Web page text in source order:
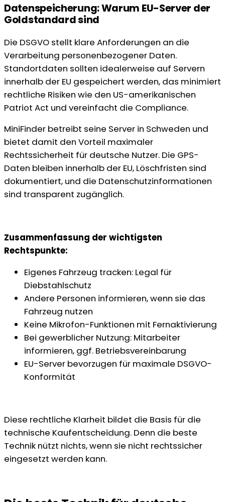
Datenspeicherung: Warum EU-Server der
Goldstandard sind
Die DSGVO stellt klare Anforderungen an die
Verarbeitung personenbezogener Daten.
Standortdaten sollten idealerweise auf Servern
innerhalb der EU gespeichert werden, das minimiert
rechtliche Risiken wie den US-amerikanischen
Patriot Act und vereinfacht die Compliance.
MiniFinder betreibt seine Server in Schweden und
bietet damit den Vorteil maximaler
Rechtssicherheit für deutsche Nutzer. Die GPS-
Daten bleiben innerhalb der EU, Löschfristen sind
dokumentiert, und die Datenschutzinformationen
sind transparent zugänglich.
Zusammenfassung der wichtigsten
Rechtspunkte:
Eigenes Fahrzeug tracken: Legal für
Diebstahlschutz
Andere Personen informieren, wenn sie das
Fahrzeug nutzen
Keine Mikrofon-Funktionen mit Fernaktivierung
Bei gewerblicher Nutzung: Mitarbeiter
informieren, ggf. Betriebsvereinbarung
EU-Server bevorzugen für maximale DSGVO-
Konformität
Diese rechtliche Klarheit bildet die Basis für die
technische Kaufentscheidung. Denn die beste
Technik nützt nichts, wenn sie nicht rechtssicher
eingesetzt werden kann.